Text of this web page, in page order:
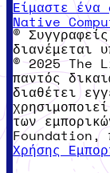
Είμαστε
Native
©
διανέμεται
© 2025 The
παντός
διαθέτει
των
Foundation,
Χρήσης